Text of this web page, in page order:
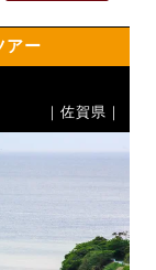
アー
｜佐賀県｜